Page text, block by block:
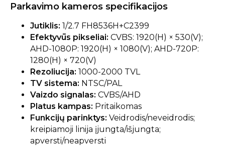
Parkavimo kameros specifikacijos
Jutiklis: 1/2.7 FH8536H+C2399
Efektyvūs pikseliai: CVBS: 1920(H) × 530(V);
AHD-1080P: 1920(H) × 1080(V); AHD-720P:
1280(H) × 720(V)
Rezoliucija: 1000-2000 TVL
TV sistema: NTSC/PAL
Vaizdo signalas: CVBS/AHD
Platus kampas: Pritaikomas
Funkcijų parinktys: Veidrodis/neveidrodis;
kreipiamoji linija įjungta/išjungta;
apversti/neapversti